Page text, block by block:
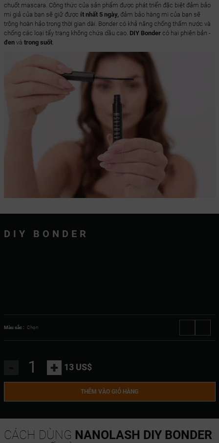
chuốt mascara. Công thức của sản phẩm được phát triển đặc biệt đảm bảo
mi giả của bạn sẽ giữ được ít nhất 5 ngày, đảm bảo hàng mi của bạn sẽ
trông hoàn hảo trong thời gian dài. Bonder có khả năng chống thấm nước và
chống các loại tẩy trang không chứa dầu cao. DIY Bondercó hai phiên bản -
đenvà trong suốt.
DIY BONDER
Màu sắc : Chọn
+ 13 US$
THÊM VÀO GIỎ HÀNG
CÁCH DÙNG NANOLASH DIY BONDER